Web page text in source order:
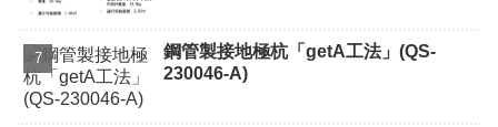
鋼管製接地極杭「getA工法」(QS-
230046-A)